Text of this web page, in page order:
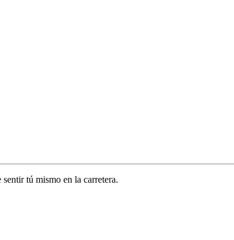
tú mismo en la carretera.